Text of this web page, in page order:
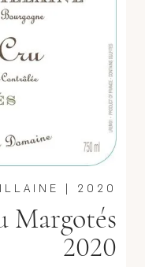
2020
Margotés
2020